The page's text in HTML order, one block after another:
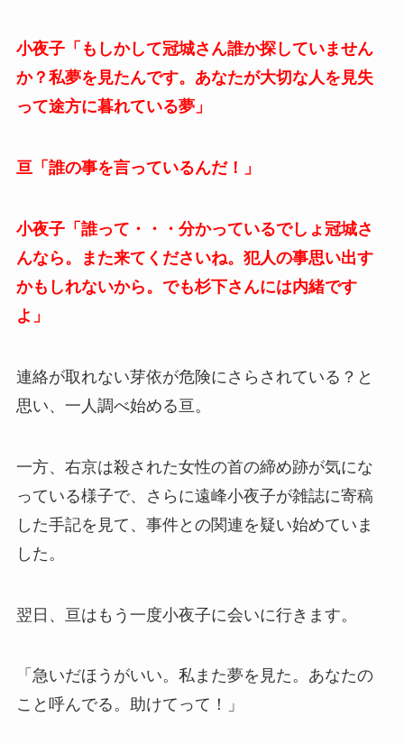
小夜子「もしかして冠城さん誰か探していません
か？私夢を見たんです。あなたが大切な人を見失
って途方に暮れている夢」
亘「誰の事を言っているんだ！」
小夜子「誰って・・・分かっているでしょ冠城さ
んなら。また来てくださいね。犯人の事思い出す
かもしれないから。でも杉下さんには内緒です
よ」
連絡が取れない芽依が危険にさらされている？と
思い、一人調べ始める亘。
一方、右京は殺された女性の首の締め跡が気にな
っている様子で、さらに遠峰小夜子が雑誌に寄稿
した手記を見て、事件との関連を疑い始めていま
した。
翌日、亘はもう一度小夜子に会いに行きます。
「急いだほうがいい。私また夢を見た。あなたの
こと呼んでる。助けてって！」